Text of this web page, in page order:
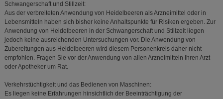
Schwangerschaft und Stillzeit:
Aus der verbreiteten Anwendung von Heidelbeeren als Arzneimittel oder in
Lebensmitteln haben sich bisher keine Anhaltspunkte für Risiken ergeben. Zur
Anwendung von Heidelbeeren in der Schwangerschaft und Stillzeit liegen
jedoch keine ausreichenden Untersuchungen vor. Die Anwendung von
Zubereitungen aus Heidelbeeren wird diesem Personenkreis daher nicht
empfohlen. Fragen Sie vor der Anwendung von allen Arzneimitteln Ihren Arzt
oder Apotheker um Rat.
Verkehrstüchtigkeit und das Bedienen von Maschinen:
Es liegen keine Erfahrungen hinsichtlich der Beeinträchtigung der